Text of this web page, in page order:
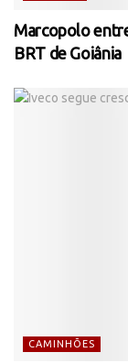
Marcopolo
BRT de Goiânia
CAMINHÕES